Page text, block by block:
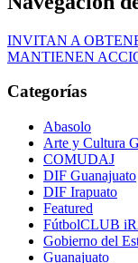
INVITAN A
MANTIENEN
Categorías
Abasolo
Arte y Cultura
COMUDAJ
DIF Guanajuato
DIF Irapuato
Featured
FútbolCLUB
Gobierno del
Guanajuato